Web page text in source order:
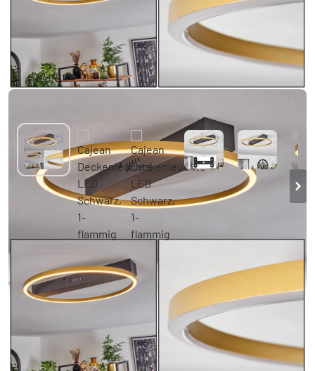
Cajean Deckenleuchte LED Schwarz, 1-
flammig
-39% CHF 50.95
Sie sparenCHF 33.00 UVP: